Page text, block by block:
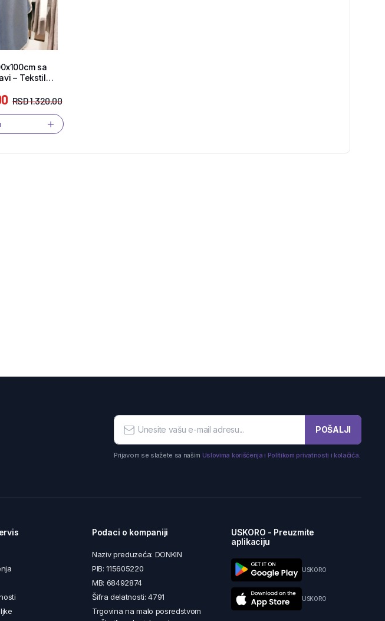
sa
– Tekstil
RSD1.320,00
POŠALJI
Prijavom se slažete sa našim Uslovima korišćenja i Politikom privatnosti i kolačića.
Podaci o kompaniji
Naziv preduzeća: DONKIN
PIB: 115605220
MB: 68492874
Šifra delatnosti: 4791
Trgovina na malo posredstvom
USKORO - Preuzmite
aplikaciju
USKORO
USKORO